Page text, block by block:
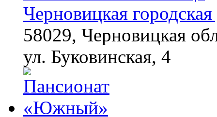
Черновицкая
58029, Черновицкая
ул. Буковинская, 4